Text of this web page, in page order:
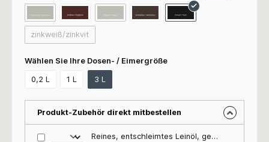
zinkweiß/zinkvit
Wählen Sie Ihre Dosen- / Eimergröße
0,2 L 1 L 3 L
Produkt-Zubehör direkt mitbestellen
Reines, entschleimtes Leinöl, gekocht (ALLBÄCK), kokt